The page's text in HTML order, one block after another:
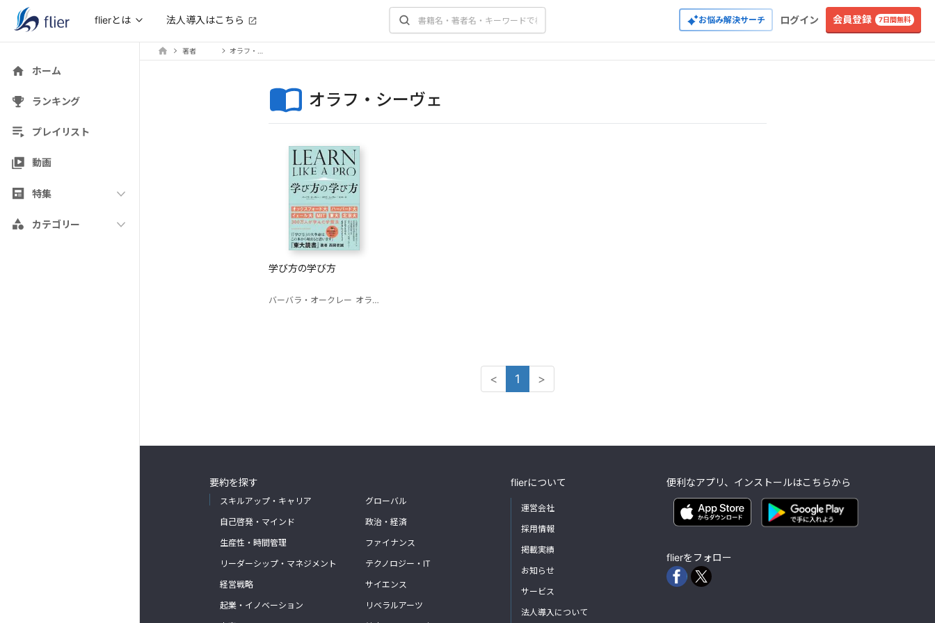
flierとは 法人導入はこちら お悩み解決サーチ ログイン 会員登録 7日間無料
ホーム
ランキング
プレイリスト
動画
特集
カテゴリー
著者
オラフ・シーヴェ
学び方の学び方
バーバラ・オークレー オラフ・シーヴェ
< 1 >
要約を探す
スキルアップ・キャリア
自己啓発・マインド
生産性・時間管理
リーダーシップ・マネジメント
経営戦略
起業・イノベーション
グローバル
政治・経済
ファイナンス
テクノロジー・IT
サイエンス
リベラルアーツ
flierについて
運営会社
採用情報
掲載実績
お知らせ
サービス
法人導入について
便利なアプリ、インストールはこちらから
flierをフォロー